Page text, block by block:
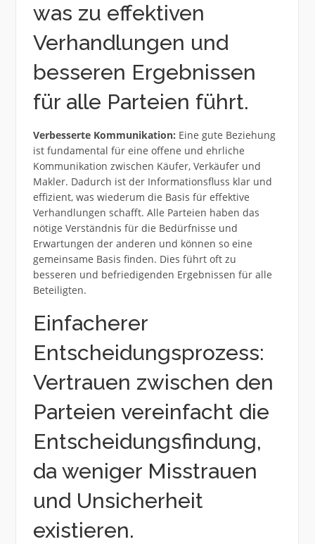
was zu effektiven
Verhandlungen und
besseren Ergebnissen
für alle Parteien führt.
Verbesserte Kommunikation: Eine gute Beziehung
ist fundamental für eine offene und ehrliche
Kommunikation zwischen Käufer, Verkäufer und
Makler. Dadurch ist der Informationsfluss klar und
effizient, was wiederum die Basis für effektive
Verhandlungen schafft. Alle Parteien haben das
nötige Verständnis für die Bedürfnisse und
Erwartungen der anderen und können so eine
gemeinsame Basis finden. Dies führt oft zu
besseren und befriedigenden Ergebnissen für alle
Beteiligten.
Einfacherer
Entscheidungsprozess:
Vertrauen zwischen den
Parteien vereinfacht die
Entscheidungsfindung,
da weniger Misstrauen
und Unsicherheit
existieren.